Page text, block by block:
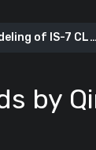
of IS-7 CL
by